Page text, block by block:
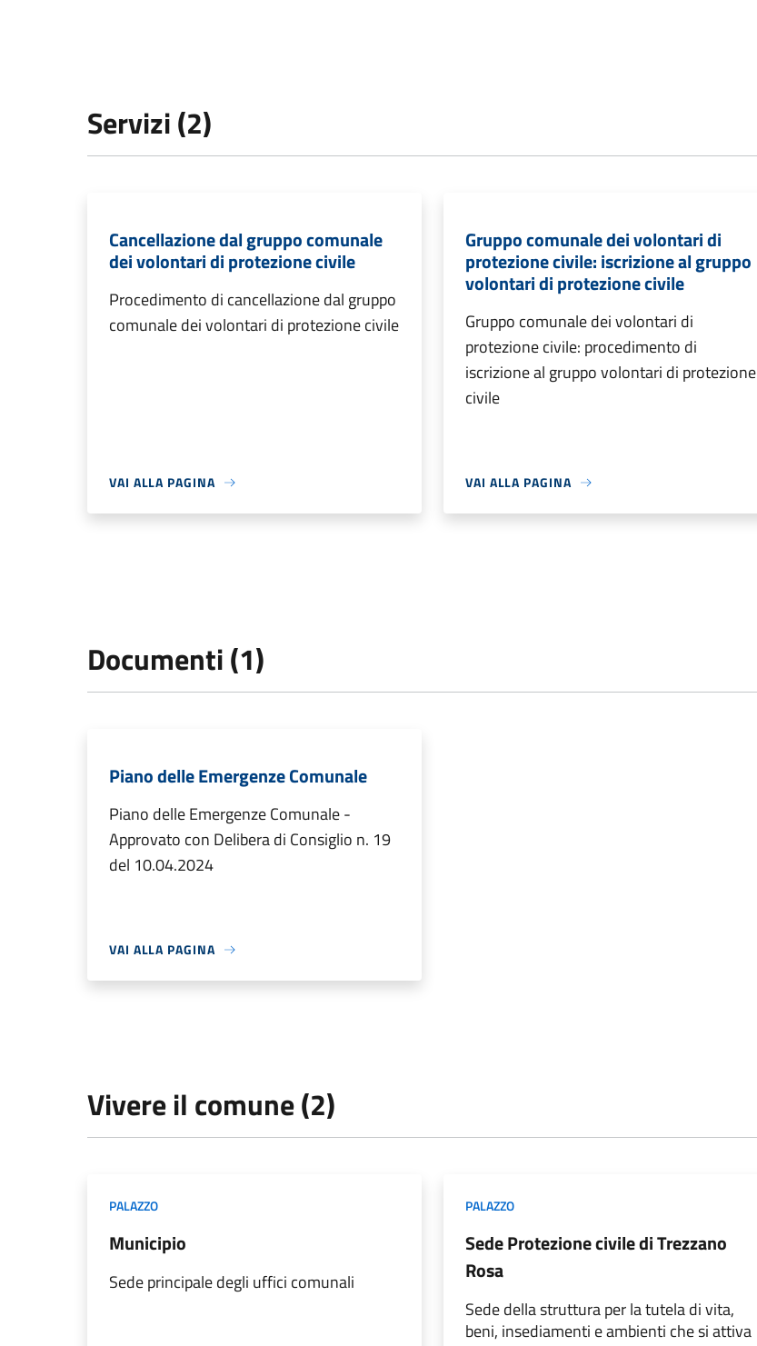
Servizi (2)
Cancellazione dal gruppo comunale
dei volontari di protezione civile
Procedimento di cancellazione dal gruppo
comunale dei volontari di protezione civile
VAI ALLA PAGINA
Gruppo comunale dei volontari di
protezione civile: iscrizione al gruppo
volontari di protezione civile
Gruppo comunale dei volontari di
protezione civile: procedimento di
iscrizione al gruppo volontari di protezione
civile
VAI ALLA PAGINA
Documenti (1)
Piano delle Emergenze Comunale
Piano delle Emergenze Comunale -
Approvato con Delibera di Consiglio n. 19
del 10.04.2024
VAI ALLA PAGINA
Vivere il comune (2)
PALAZZO
Municipio
Sede principale degli uffici comunali
PALAZZO
Sede Protezione civile di Trezzano
Rosa
Sede della struttura per la tutela di vita,
beni, insediamenti e ambienti che si attiva